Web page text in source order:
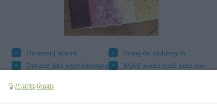
Obserwuj autora
Dodaj do ulubionych
Oznacz jako wypróbowany
Wyślij wiadomość autorowi